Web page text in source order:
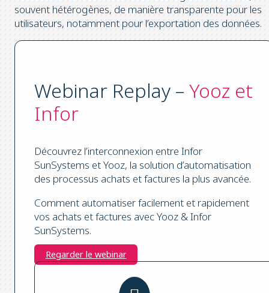
souvent hétérogènes, de manière transparente pour les
utilisateurs, notamment pour l’exportation des données.
Webinar Replay – Yooz et
Infor
Découvrez l’interconnexion entre Infor
SunSystems et Yooz, la solution d’automatisation
des processus achats et factures la plus avancée.
Comment automatiser facilement et rapidement​
vos achats et factures avec Yooz & Infor
SunSystems.
Regarder le webinar